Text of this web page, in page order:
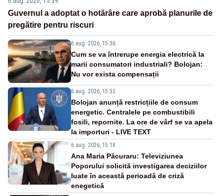
Guvernul a adoptat o hotărâre care aprobă planurile de
pregătire pentru riscuri
6 aug. 2026, 15:36
Cum se va întrerupe energia electrică la
marii consumatori industriali? Bolojan:
Nu vor exista compensații
6 aug. 2026, 15:33
Bolojan anunță restricțiile de consum
energetic. Centralele pe combustibili
fosili, repornite. La ore de vârf se va apela
la importuri - LIVE TEXT
6 aug. 2026, 15:18
Ana Maria Păcuraru: Televiziunea
Poporului solicită investigarea deciziilor
luate în această perioadă de criză
enegetică